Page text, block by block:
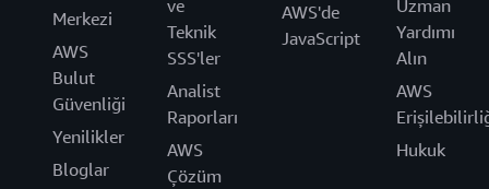
Merkezi
AWS
Bulut
Güvenliği
Yenilikler
Bloglar
ve
Teknik
SSS'ler
Analist
Raporları
AWS
Çözüm
AWS'de
JavaScript
Uzman
Yardımı
Alın
AWS
Hukuk